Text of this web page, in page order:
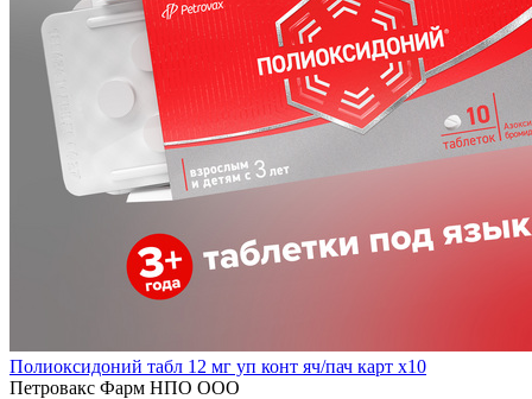
Полиоксидоний табл 12 мг уп конт яч/пач карт x10
Петровакс Фарм НПО ООО